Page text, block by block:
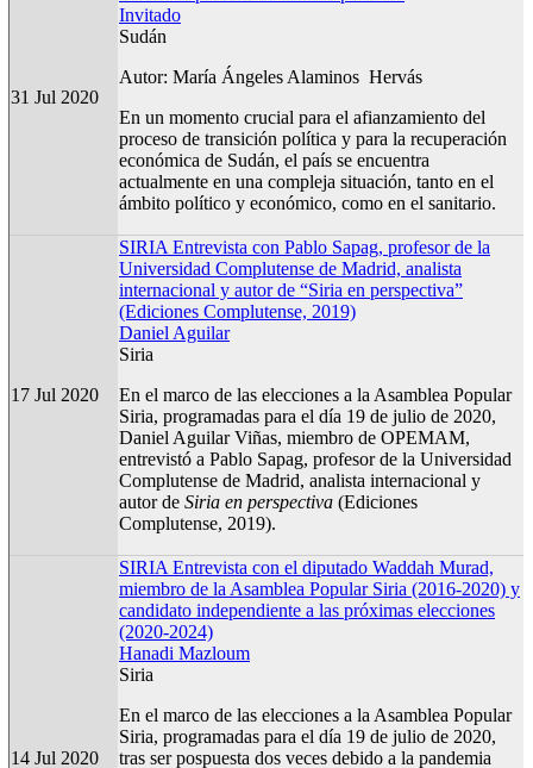
31 Jul 2020
Invitado
Sudán
Autor: María Ángeles Alaminos Hervás
En un momento crucial para el afianzamiento del
proceso de transición política y para la recuperación
económica de Sudán, el país se encuentra
actualmente en una compleja situación, tanto en el
ámbito político y económico, como en el sanitario.
17 Jul 2020
SIRIA Entrevista con Pablo Sapag, profesor de la
Universidad Complutense de Madrid, analista
internacional y autor de “Siria en perspectiva”
(Ediciones Complutense, 2019)
Daniel Aguilar
Siria
En el marco de las elecciones a la Asamblea Popular
Siria, programadas para el día 19 de julio de 2020,
Daniel Aguilar Viñas, miembro de OPEMAM,
entrevistó a Pablo Sapag, profesor de la Universidad
Complutense de Madrid, analista internacional y
autor de Siria en perspectiva (Ediciones
Complutense, 2019).
14 Jul 2020
SIRIA Entrevista con el diputado Waddah Murad,
miembro de la Asamblea Popular Siria (2016-2020) y
candidato independiente a las próximas elecciones
(2020-2024)
Hanadi Mazloum
Siria
En el marco de las elecciones a la Asamblea Popular
Siria, programadas para el día 19 de julio de 2020,
tras ser pospuesta dos veces debido a la pandemia